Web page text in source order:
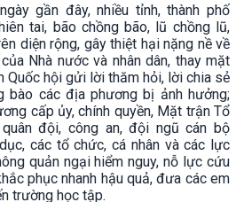
gần đây, nhiều tỉnh, thành phố
tai, bão chồng bão, lũ chồng lũ,
diện rộng, gây thiệt hại nặng nề về
Nhà nước và nhân dân, thay mặt
Quốc hội gửi lời thăm hỏi, lời chia sẻ
bào các địa phương bị ảnh hưởng;
cấp ủy, chính quyền, Mặt trận Tổ
đội, công an, đội ngũ cán bộ
các tổ chức, cá nhân và các lực
quản ngại hiểm nguy, nỗ lực cứu
phục nhanh hậu quả, đưa các em
trường học tập.